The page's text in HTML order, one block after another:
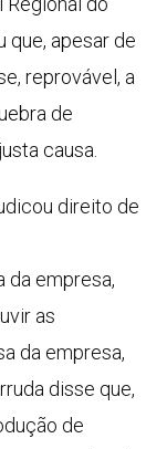
que, apesar de
reprovável, a
de
causa.
direito de
da empresa,
as
da empresa,
disse que,
de